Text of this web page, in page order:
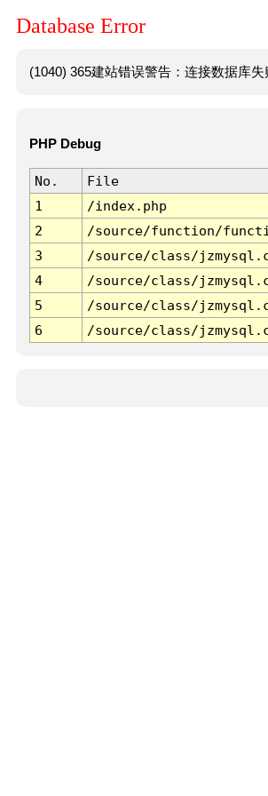
Database Error
(1040) 365建站错误警告：连接数据库
PHP Debug
No. File
1
/index.php
2
/source/function/
3
/source/class/
4
/source/class/
5
/source/class/
6
/source/class/